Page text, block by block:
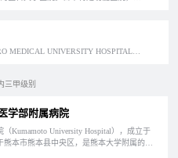
札幌医科大学附属病院 SAPPORO MEDICAL UNIVERSITY HOSPITAL，成立于1950年，位于日本北海道札幌市中央区。其前身是1932年成立的北海道社会事业协会附属札幌病院。1996年取得特定功能医院认证。医院住院部设置了938个床位供患者使用。
三甲级别
学部附属病院
（Kumamoto University Hospital），成立于
熊本市熊本县中央区，是熊本大学附属的大